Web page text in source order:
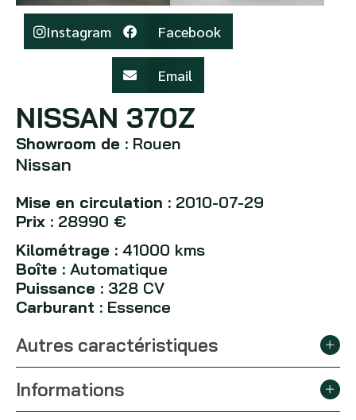
Instagram Facebook
Email
NISSAN 370Z
Showroom de : Rouen
Nissan
Mise en circulation : 2010-07-29
Prix : 28990 €
Kilométrage : 41000 kms
Boîte : Automatique
Puissance : 328 CV
Carburant : Essence
Autres caractéristiques
Informations